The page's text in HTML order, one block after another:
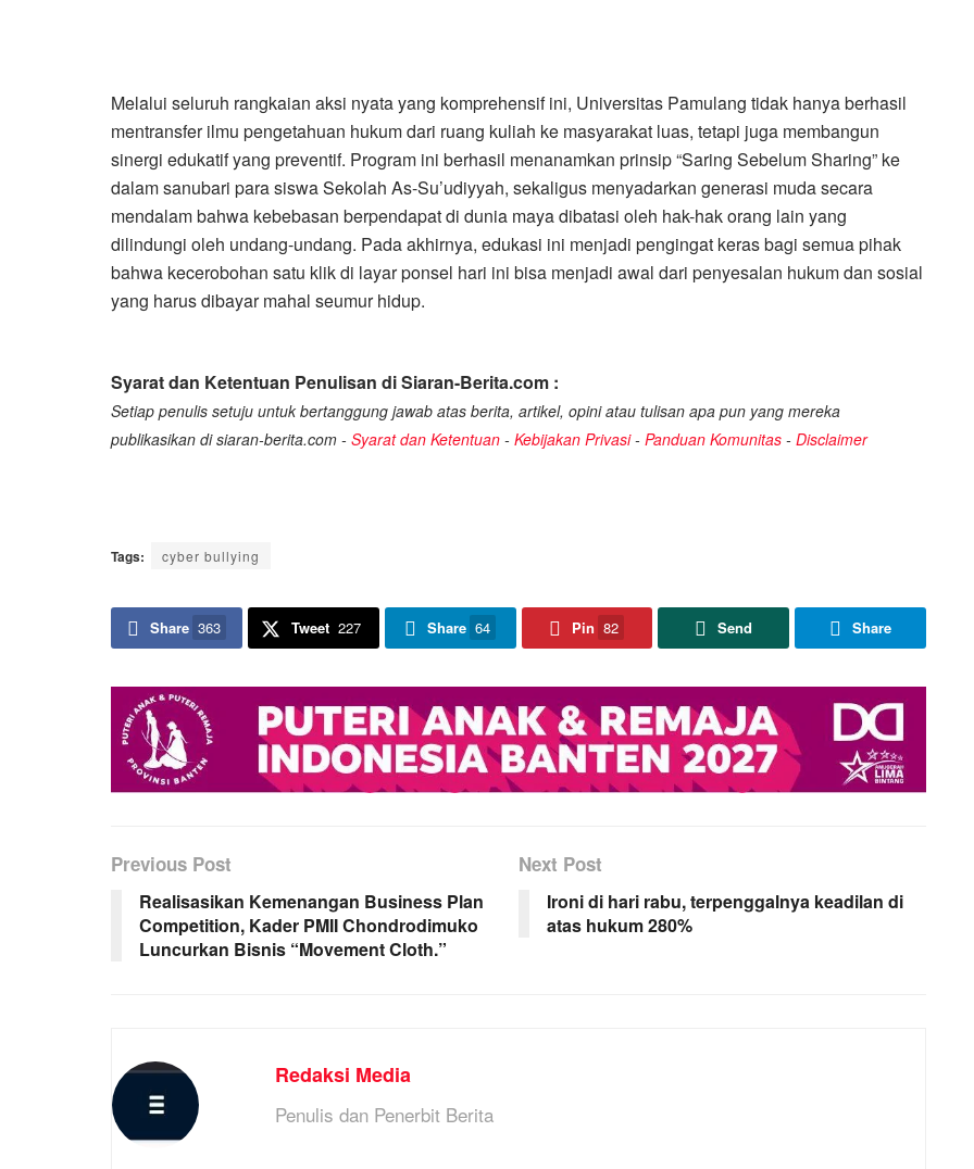
Melalui seluruh rangkaian aksi nyata yang komprehensif ini, Universitas Pamulang tidak hanya berhasil
mentransfer ilmu pengetahuan hukum dari ruang kuliah ke masyarakat luas, tetapi juga membangun
sinergi edukatif yang preventif. Program ini berhasil menanamkan prinsip “Saring Sebelum Sharing” ke
dalam sanubari para siswa Sekolah As-Su’udiyyah, sekaligus menyadarkan generasi muda secara
mendalam bahwa kebebasan berpendapat di dunia maya dibatasi oleh hak-hak orang lain yang
dilindungi oleh undang-undang. Pada akhirnya, edukasi ini menjadi pengingat keras bagi semua pihak
bahwa kecerobohan satu klik di layar ponsel hari ini bisa menjadi awal dari penyesalan hukum dan sosial
yang harus dibayar mahal seumur hidup.
Syarat dan Ketentuan Penulisan di Siaran-Berita.com :
Setiap penulis setuju untuk bertanggung jawab atas berita, artikel, opini atau tulisan apa pun yang mereka
publikasikan di siaran-berita.com - Syarat dan Ketentuan - Kebijakan Privasi- Panduan Komunitas - Disclaimer
Tags: cyber bullying
Share 363 Tweet 227 Share 64 Pin 82 Send Share
Previous Post
Realisasikan Kemenangan Business Plan
Competition, Kader PMII Chondrodimuko
Luncurkan Bisnis “Movement Cloth.”
Next Post
Ironi di hari rabu, terpenggalnya keadilan di
atas hukum 280%
Redaksi Media
Penulis dan Penerbit Berita